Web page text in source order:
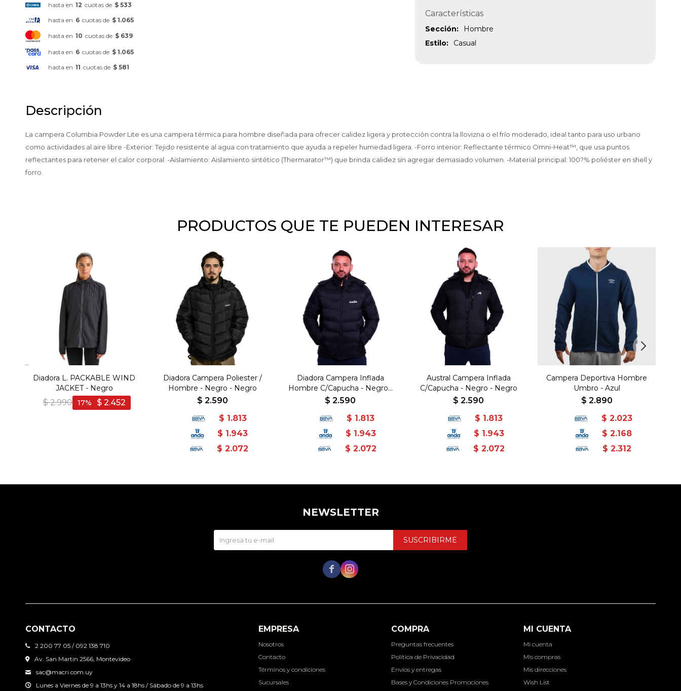
hasta en 12 cuotas de $ 533
hasta en 6 cuotas de $ 1.065
hasta en 10 cuotas de $ 639
hasta en 6 cuotas de $ 1.065
hasta en 11 cuotas de $ 581
Características
Sección
Hombre
Estilo
Casual
Descripción
La campera Columbia Powder Lite es una campera térmica para hombre diseñada para ofrecer calidez ligera y protección contra la llovizna o el frío moderado, ideal tanto para uso urbano
como actividades al aire libre -Exterior: Tejido resistente al agua con tratamiento que ayuda a repeler humedad ligera. -Forro interior: Reflectante térmico Omni-Heat™, que usa puntos
reflectantes para retener el calor corporal. -Aislamiento: Aislamiento sintético (Thermarator™) que brinda calidez sin agregar demasiado volumen. -Material principal: 100?% poliéster en shell y
forro.
PRODUCTOS QUE TE PUEDEN INTERESAR
Diadora L. PACKABLE WIND
JACKET - Negro
$ 2.990 $ 2.452
17
Diadora Campera Poliester /
Hombre - Negro - Negro
$ 2.590
$ 1.813
$ 1.943
$ 2.072
Diadora Campera Inflada
Hombre C/Capucha - Negro -
Negro-Negro
$ 2.590
$ 1.813
$ 1.943
$ 2.072
Austral Campera Inflada
C/Capucha - Negro - Negro
$ 2.590
$ 1.813
$ 1.943
$ 2.072
Campera Deportiva Hombre
Umbro - Azul
$ 2.890
$ 2.023
$ 2.168
$ 2.312
CONTACTO
2 200 77 05 / 092 138 710
Av. San Martin 2566, Montevideo
sac@macri.com.uy
Lunes a Viernes de 9 a 13hs y 14 a 18hs / Sábado de 9 a 13hs
EMPRESA
Nosotros
Contacto
Términos y condiciones
Sucursales
COMPRA
Preguntas frecuentes
Política de Privacidad
Envíos y entregas
Bases y Condiciones Promociones
MI CUENTA
Mi cuenta
Mis compras
Mis direcciones
Wish List
NEWSLETTER
SUSCRIBIRME
 